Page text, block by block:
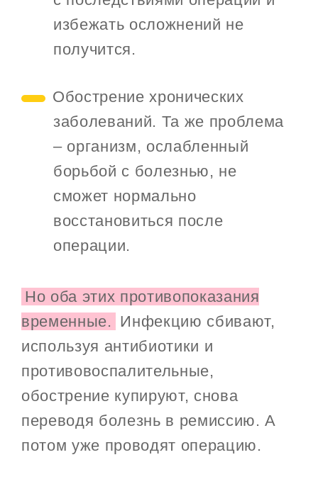
избежать осложнений не
получится.
Обострение хронических
заболеваний. Та же проблема
– организм, ослабленный
борьбой с болезнью, не
сможет нормально
восстановиться после
операции.
Но оба этих противопоказания
временные. Инфекцию сбивают,
используя антибиотики и
противовоспалительные,
обострение купируют, снова
переводя болезнь в ремиссию. А
потом уже проводят операцию.